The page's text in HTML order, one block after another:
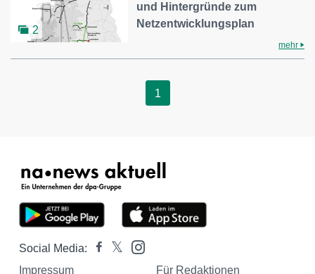
2
und Hintergründe zum
Netzentwicklungsplan
mehr
1
Social Media:
Impressum
Für Redaktionen